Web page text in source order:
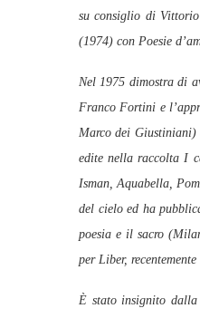
su consiglio di Vittorio
(1974) con Poesie
Nel 1975 dimostra di
Franco Fortini e
Marco dei Giustiniani)
edite nella raccolta I
Isman, Aquabella,
del cielo ed ha
poesia e il sacro
per Liber,
È stato insignito